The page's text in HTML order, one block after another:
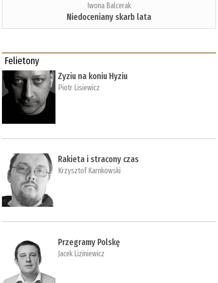
Iwona Balcerak
Niedoceniany skarb lata
Felietony
Zyziu na koniu Hyziu
Piotr Lisiewicz
Rakieta i stracony czas
Krzysztof Karnkowski
Przegramy Polskę
Jacek Liziniewicz